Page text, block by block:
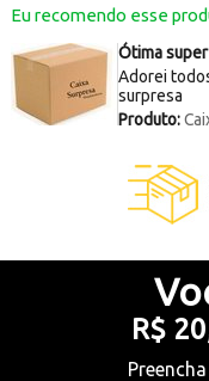
Eu recomendo esse
Ótima
Adorei
surpresa
Produto:
R$